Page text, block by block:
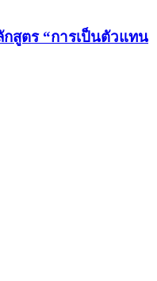
สูตร “การเป็นตัวแทน